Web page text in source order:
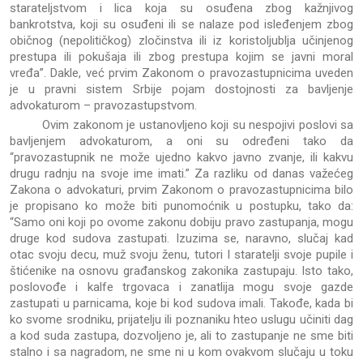
starateljstvom i lica koja su osuđena zbog kažnjivog
bankrotstva, koji su osuđeni ili se nalaze pod isleđenjem zbog
običnog (nepolitičkog) zločinstva ili iz koristoljublja učinjenog
prestupa ili pokušaja ili zbog prestupa kojim se javni moral
vređa”. Dakle, već prvim Zakonom o pravozastupnicima uveden
je u pravni sistem Srbije pojam dostojnosti za bavljenje
advokaturom – pravozastupstvom.
Ovim zakonom je ustanovljeno koji su nespojivi poslovi sa
bavljenjem advokaturom, a oni su određeni tako da
“pravozastupnik ne može ujedno kakvo javno zvanje, ili kakvu
drugu radnju na svoje ime imati.” Za razliku od danas važećeg
Zakona o advokaturi, prvim Zakonom o pravozastupnicima bilo
je propisano ko može biti punomoćnik u postupku, tako da:
“Samo oni koji po ovome zakonu dobiju pravo zastupanja, mogu
druge kod sudova zastupati. Izuzima se, naravno, slučaj kad
otac svoju decu, muž svoju ženu, tutori I staratelji svoje pupile i
štićenike na osnovu građanskog zakonika zastupaju. Isto tako,
poslovođe i kalfe trgovaca i zanatlija mogu svoje gazde
zastupati u parnicama, koje bi kod sudova imali. Takođe, kada bi
ko svome srodniku, prijatelju ili poznaniku hteo uslugu učiniti dag
a kod suda zastupa, dozvoljeno je, ali to zastupanje ne sme biti
stalno i sa nagradom, ne sme ni u kom ovakvom slučaju u toku